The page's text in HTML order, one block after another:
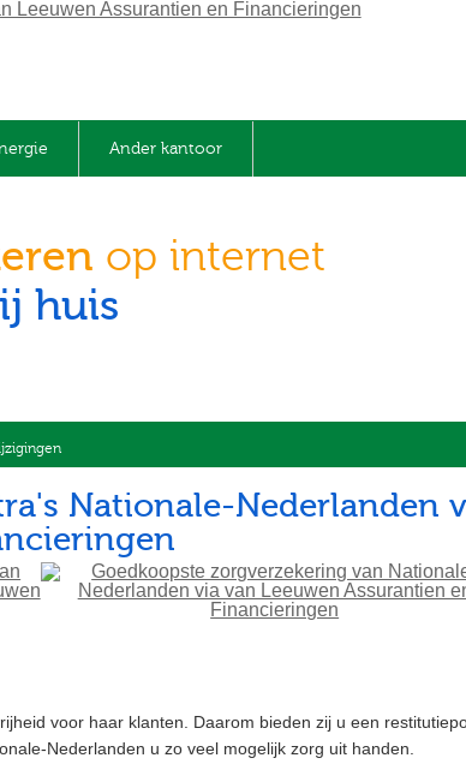
Ander kantoor
op internet
huis
Nationale-Nederlanden
voor haar klanten. Daarom bieden zij u een
Nederlanden u zo veel mogelijk zorg uit handen.